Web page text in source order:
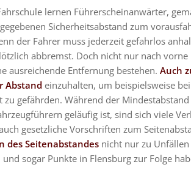
lernen Führerscheinanwärter,
Sicherheitsabstand zum
der Fahrer muss jederzeit gefahrlos
abbremst. Doch nicht nur nach vorne
ausreichende Entfernung bestehen.Auch
Abstand einzuhalten, um beispielsweise
zu gefährden. Während der
geläufig ist, sind sich viele
gesetzliche Vorschriften zum
des Seitenabstandes nicht nur zu
sogar Punkte in Flensburg zur Folge